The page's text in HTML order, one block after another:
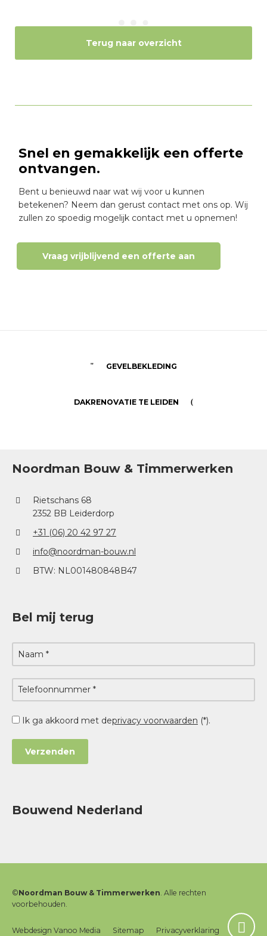
Terug naar overzicht
Snel en gemakkelijk een offerte
ontvangen.
Bent u benieuwd naar wat wij voor u kunnen
betekenen? Neem dan gerust contact met ons op. Wij
zullen zo spoedig mogelijk contact met u opnemen!
Vraag vrijblijvend een offerte aan
GEVELBEKLEDING
DAKRENOVATIE TE LEIDEN
Noordman Bouw & Timmerwerken
Rietschans 68
2352 BB Leiderdorp
+31 (06) 20 42 97 27
info@noordman-bouw.nl
BTW: NL001480848B47
Bel mij terug
Ik ga akkoord met deprivacy voorwaarden (*).
Bouwend Nederland
©Noordman Bouw & Timmerwerken . Alle rechten
voorbehouden.
Webdesign Vanoo Media Sitemap Privacyverklaring